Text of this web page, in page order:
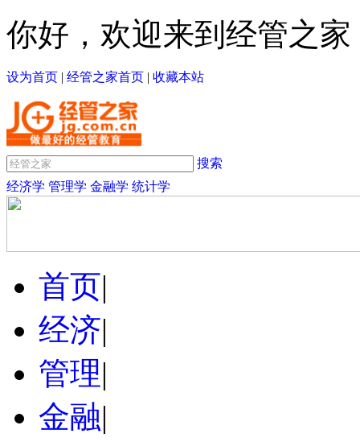
你好，欢迎来到经管之家
设为首页 | 经管之家首页 | 收藏本站
搜索
经济学 管理学 金融学 统计学
首页|
经济|
管理|
金融|